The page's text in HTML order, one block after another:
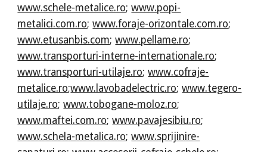
www.schele-metalice.ro;www.popi-
metalici.com.ro;www.foraje-orizontale.com.ro;
www.etusanbis.com;www.pellame.ro;
www.transporturi-interne-internationale.ro;
www.transporturi-utilaje.ro;www.cofraje-
metalice.ro;www.lavobadelectric.ro;www.tegero-
utilaje.ro;www.tobogane-moloz.ro;
www.maftei.com.ro;www.pavajesibiu.ro;
www.schela-metalica.ro;www.sprijinire-